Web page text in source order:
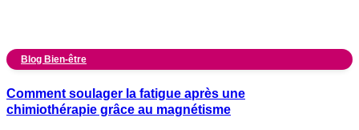
Blog Bien-être
Comment soulager la fatigue après une
chimiothérapie grâce au magnétisme